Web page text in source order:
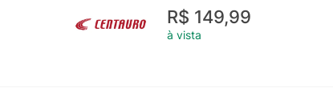
R$ 149,99
à vista